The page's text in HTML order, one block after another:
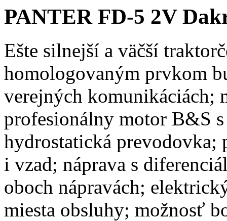
PANTER FD-5 2V
Ešte silnejší a väčší
homologovaným prvkom
verejných komunikáciách;
profesionálny motor B&S
hydrostatická
i vzad; náprava s
oboch nápravách;
miesta obsluhy; možnosť